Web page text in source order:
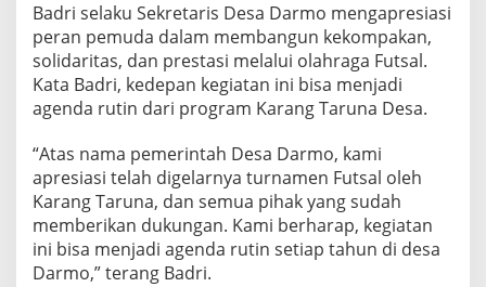
Badri selaku Sekretaris Desa Darmo mengapresiasi
peran pemuda dalam membangun kekompakan,
solidaritas, dan prestasi melalui olahraga Futsal.
Kata Badri, kedepan kegiatan ini bisa menjadi
agenda rutin dari program Karang Taruna Desa.
“Atas nama pemerintah Desa Darmo, kami
apresiasi telah digelarnya turnamen Futsal oleh
Karang Taruna, dan semua pihak yang sudah
memberikan dukungan. Kami berharap, kegiatan
ini bisa menjadi agenda rutin setiap tahun di desa
Darmo,” terang Badri.